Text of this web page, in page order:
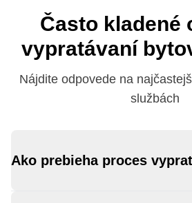
Často kladené
vypratávaní
Nájdite odpovede na
službách
Ako prebieha proces